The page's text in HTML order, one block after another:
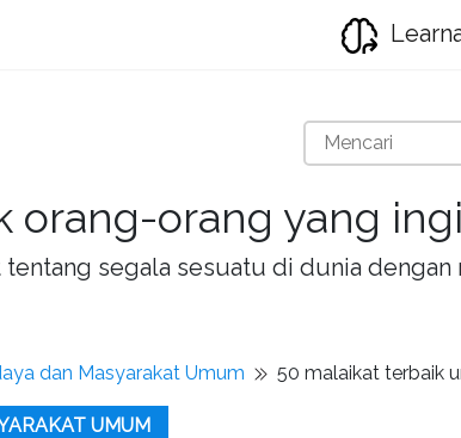
orang-orang yang
segala sesuatu di dunia
dan Masyarakat Umum 50 malaikat terbaik
UMUM